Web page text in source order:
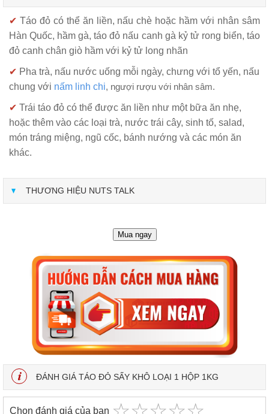
✔ Táo đỏ có thể ăn liền, nấu chè hoặc hầm với nhân sâm
Hàn Quốc, hầm gà, táo đỏ nấu canh gà kỷ tử rong biển, táo
đỏ canh chân giò hầm với kỷ tử long nhãn
✔ Pha trà, nấu nước uống mỗi ngày, chưng với tổ yến, nấu
chung với nấm linh chi, ngượi rượu với nhân sâm.
✔ Trái táo đỏ có thể được ăn liền như một bữa ăn nhẹ,
hoặc thêm vào các loại trà, nước trái cây, sinh tố, salad,
món tráng miệng, ngũ cốc, bánh nướng và các món ăn
khác.
THƯƠNG HIỆU NUTS TALK
Mua ngay
ĐÁNH GIÁ TÁO ĐỎ SẤY KHÔ LOẠI 1 HỘP 1KG
Chọn đánh giá của bạn